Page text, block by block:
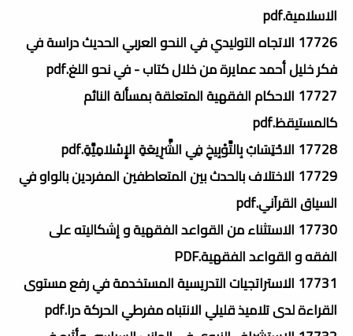
الاسلامية.pdf
17726 الاتجاه التوليدي في النحو العربي الحديث دراسة في
فكر خليل أحمد عمايرة من خلال كتاب - في نحو اللغ.pdf
17727 الاحكام الفقهية المتعلقة بمسألة النائم
كالمستيقظ.pdf
17728 الاحْتِسَابُ بِالتَّوْبِيخِ فِي الشَّرِيعَةِ الإِسْلامِيَّةِ.pdf
17729 الاختلاف بالحدث بين المتعاطفين المفردين بالواو في
السياق القرآني.pdf
17730 الاستثناء من القواعد الفقهية و إشكاليته على
الفقه و القواعد الفقهية.PDF
17731 الاستراتجيات التدريسية المستخدمة في رفع مستوى
القراءة لدى تلاميذ قليلي الانتباه مفرطي الحركة درا.pdf